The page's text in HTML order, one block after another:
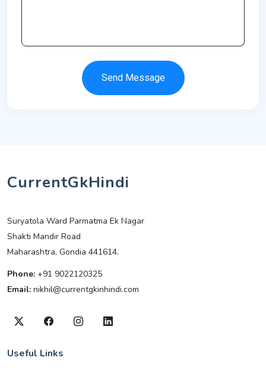
Send Message
CurrentGkHindi
Suryatola Ward Parmatma Ek Nagar
Shakti Mandir Road
Maharashtra, Gondia 441614.
Phone: +91 9022120325
Email: nikhil@currentgkinhindi.com
Useful Links